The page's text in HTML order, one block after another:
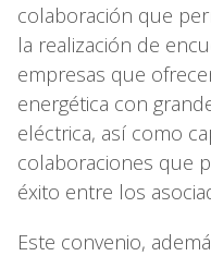
colaboración que
la realización de
empresas que
energética con
eléctrica, así como
colaboraciones que
éxito entre los
Este convenio,